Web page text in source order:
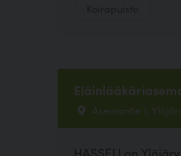
Asemantie 1,